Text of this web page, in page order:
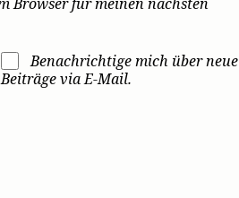
Benachrichtige mich über neue
Beiträge via E-Mail.